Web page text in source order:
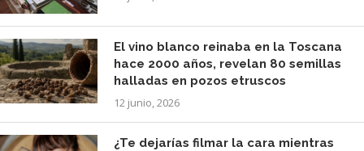
El vino blanco reinaba en la Toscana
hace 2000 años, revelan 80 semillas
halladas en pozos etruscos
12 junio, 2026
¿Te dejarías filmar la cara mientras